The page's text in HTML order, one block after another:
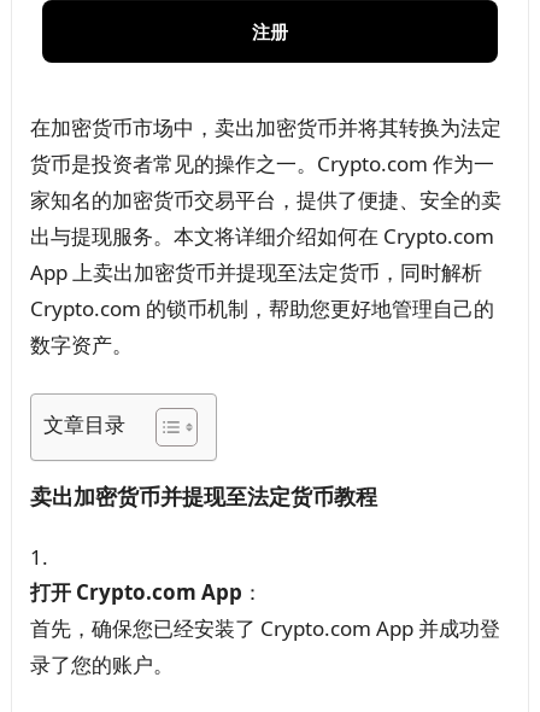
注册
在加密货币市场中，卖出加密货币并将其转换为法定
货币是投资者常见的操作之一。Crypto.com 作为一
家知名的加密货币交易平台，提供了便捷、安全的卖
出与提现服务。本文将详细介绍如何在 Crypto.com
App 上卖出加密货币并提现至法定货币，同时解析
Crypto.com 的锁币机制，帮助您更好地管理自己的
数字资产。
文章目录
卖出加密货币并提现至法定货币教程
打开 Crypto.com App ：
首先，确保您已经安装了 Crypto.com App 并成功登
录了您的账户。